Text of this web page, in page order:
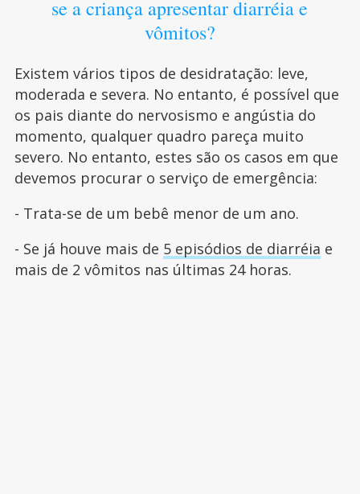
se a criança apresentar diarréia e
vômitos?
Existem vários tipos de desidratação: leve,
moderada e severa. No entanto, é possível que
os pais diante do nervosismo e angústia do
momento, qualquer quadro pareça muito
severo. No entanto, estes são os casos em que
devemos procurar o serviço de emergência:
- Trata-se de um bebê menor de um ano.
- Se já houve mais de 5 episódios de diarréia e
mais de 2 vômitos nas últimas 24 horas.